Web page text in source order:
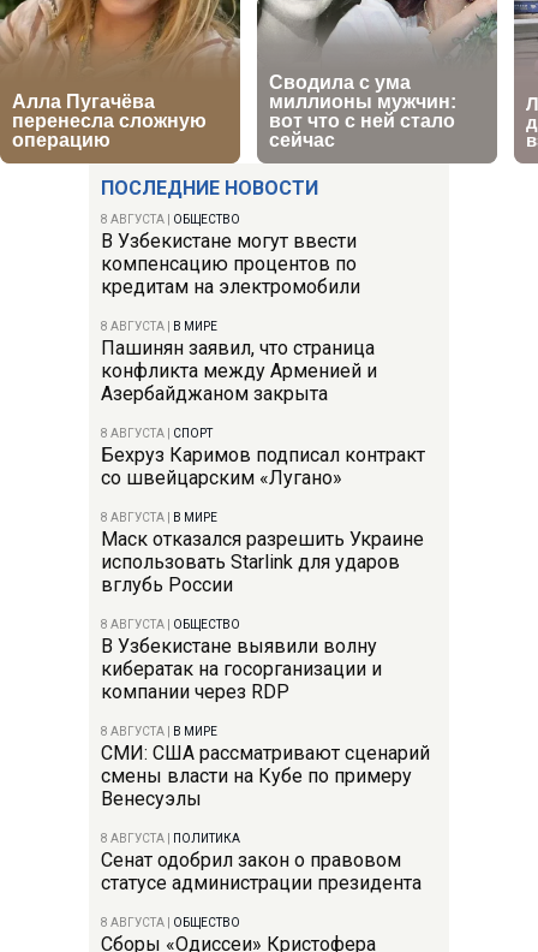
ПОСЛЕДНИЕ НОВОСТИ
8 АВГУСТА ОБЩЕСТВО
В Узбекистане могут ввести
компенсацию процентов по
кредитам на электромобили
8 АВГУСТА В МИРЕ
Пашинян заявил, что страница
конфликта между Арменией и
Азербайджаном закрыта
8 АВГУСТА СПОРТ
Бехруз Каримов подписал контракт
со швейцарским «Лугано»
8 АВГУСТА В МИРЕ
Маск отказался разрешить Украине
использовать Starlink для ударов
вглубь России
8 АВГУСТА ОБЩЕСТВО
В Узбекистане выявили волну
кибератак на госорганизации и
компании через RDP
8 АВГУСТА В МИРЕ
СМИ: США рассматривают сценарий
смены власти на Кубе по примеру
Венесуэлы
8 АВГУСТА ПОЛИТИКА
Сенат одобрил закон о правовом
статусе администрации президента
8 АВГУСТА ОБЩЕСТВО
Сборы «Одиссеи» Кристофера